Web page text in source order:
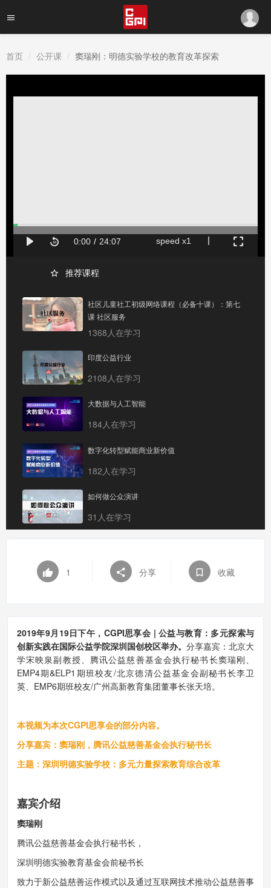
首页 公开课 窦瑞刚：明德实验学校的教育改革探索
推荐课程
社区儿童社工初级网络课程（必备十课）：第七
课 社区服务
1368人在学习
印度公益行业
2108人在学习
大数据与人工智能
184人在学习
数字化转型赋能商业新价值
182人在学习
如何做公众演讲
31人在学习
1 分享 收藏
2019年9月19日下午，CGPI思享会 | 公益与教育：多元探索与
创新实践在国际公益学院深圳国创校区举办。 分享嘉宾：北京大
学宋映泉副教授、腾讯公益慈善基金会执行秘书长窦瑞刚、
EMP4期&ELP1期班校友/北京德清公益基金会副秘书长李卫
英、EMP6期班校友/广州高新教育集团董事长张天培。
本视频为本次CGPI思享会的部分内容。
分享嘉宾：窦瑞刚，腾讯公益慈善基金会执行秘书长
主题：深圳明德实验学校：多元力量探索教育综合改革
嘉宾介绍
窦瑞刚
腾讯公益慈善基金会执行秘书长，
深圳明德实验教育基金会前秘书长
致力于新公益慈善运作模式以及通过互联网技术推动公益慈善事